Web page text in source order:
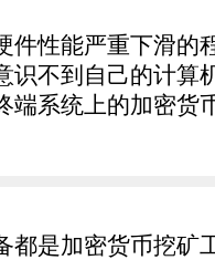
件性能严重下滑的
识不到自己的计算
端系统上的加密货
都是加密货币挖